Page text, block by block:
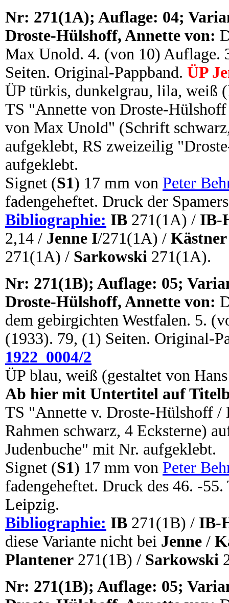
Nr: 271(1A); Auflage: 04;
Droste-Hülshoff, Annette von:
Max Unold. 4. (von 10) Auflage.
Seiten. Original-Pappband. ÜP
ÜP türkis, dunkelgrau, lila, weiß
TS "Annette von Droste-
von Max Unold" (Schrift
aufgeklebt, RS zweizeilig
aufgeklebt.
Signet (S1) 17 mm von Peter
fadengeheftet. Druck der
Bibliographie: IB 271(1A) / IB-
2,14 / Jenne I/271(1A) / Kästner
271(1A) / Sarkowski 271(1A).
Nr: 271(1B); Auflage: 05;
Droste-Hülshoff, Annette von:
dem gebirgichten Westfalen. 5.
(1933). 79, (1) Seiten. Original-
1922_0004/2
ÜP blau, weiß (gestaltet von
Ab hier mit Untertitel auf
TS "Annette v. Droste-Hülshoff /
Rahmen schwarz, 4 Ecksterne)
Judenbuche" mit Nr. aufgeklebt.
Signet (S1) 17 mm von Peter
fadengeheftet. Druck des 46. -
Leipzig.
Bibliographie: IB 271(1B) / IB-
diese Variante nicht bei Jenne /
Plantener 271(1B) / Sarkowski
Nr: 271(1B); Auflage: 05;